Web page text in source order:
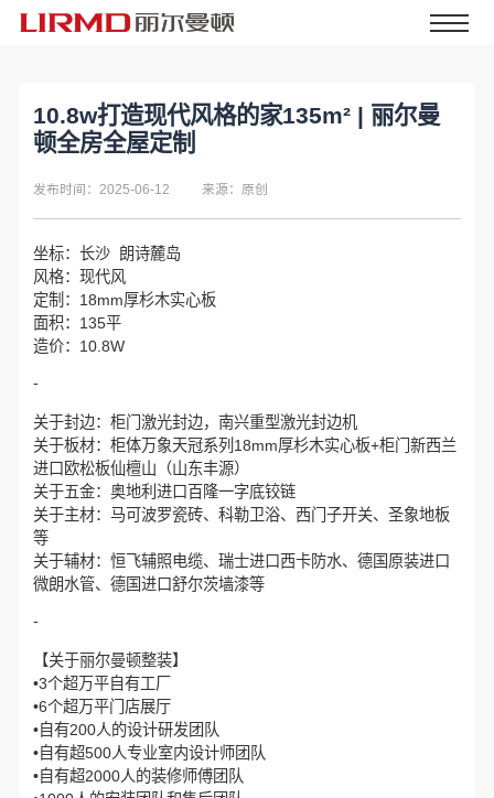
10.8w打造现代风格的家135m² | 丽尔曼
顿全房全屋定制
发布时间：2025-06-12 来源：原创
坐标：长沙 朗诗麓岛
风格：现代风
定制：18mm厚杉木实心板
面积：135平
造价：10.8W
-
关于封边：柜门激光封边，南兴重型激光封边机
关于板材：柜体万象天冠系列18mm厚杉木实心板+柜门新西兰
进口欧松板仙檀山（山东丰源）
关于五金：奥地利进口百隆一字底铰链
关于主材：马可波罗瓷砖、科勒卫浴、西门子开关、圣象地板
等
关于辅材：恒飞辅照电缆、瑞士进口西卡防水、德国原装进口
微朗水管、德国进口舒尔茨墙漆等
-
【关于丽尔曼顿整装】
•3个超万平自有工厂
•6个超万平门店展厅
•自有200人的设计研发团队
•自有超500人专业室内设计师团队
•自有超2000人的装修师傅团队